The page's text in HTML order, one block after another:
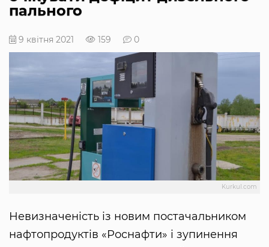
пального
9 квітня 2021 159 0
Kurkul.com
Невизначеність із новим постачальником
нафтопродуктів «Роснафти» і зупинення